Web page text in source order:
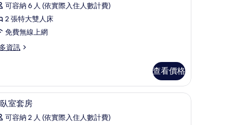
可容納 6 人 (依實際入住人數計費)
2 張特大雙人床
免費無線上網
資訊
查看價格
簾 迷你吧、客房內保險箱、書桌、遮光布/窗簾
28室套房
可容納 2 人 (依實際入住人數計費)